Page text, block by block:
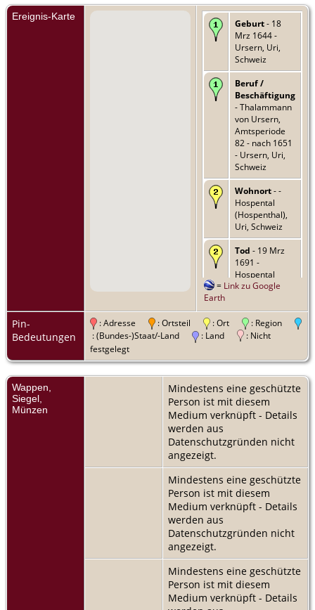
Ereignis-Karte
Geburt- 18
Mrz 1644 -
Ursern, Uri,
Schweiz
Beruf /
Beschäftigung
- Thalammann
von Ursern,
Amtsperiode
82 - nach 1651
- Ursern, Uri,
Schweiz
Wohnort- -
Hospental
(Hospenthal),
Uri, Schweiz
Tod - 19 Mrz
1691 -
Hospental
(Hospenthal),
= Link zu Google
Earth
Pin-
Bedeutungen
: Adresse : Ortsteil : Ort
: Region
: (Bundes-)Staat/-Land
: Land
: Nicht
festgelegt
Wappen,
Siegel,
Münzen
Mindestens eine geschützte
Person ist mit diesem
Medium verknüpft - Details
werden aus
Datenschutzgründen nicht
angezeigt.
Mindestens eine geschützte
Person ist mit diesem
Medium verknüpft - Details
werden aus
Datenschutzgründen nicht
angezeigt.
Mindestens eine geschützte
Person ist mit diesem
Medium verknüpft - Details